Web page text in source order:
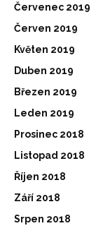
Červenec 2019
Červen 2019
Květen 2019
Duben 2019
Březen 2019
Leden 2019
Prosinec 2018
Listopad 2018
Říjen 2018
Září 2018
Srpen 2018